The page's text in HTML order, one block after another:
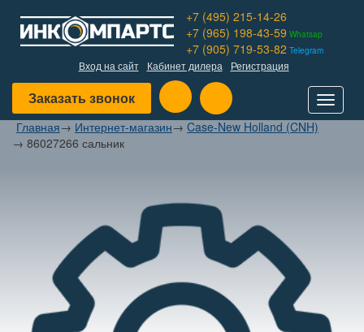
+7 (495) 215-14-26
+7 (965) 198-43-59 Whatsap
+7 (905) 719-53-82 Telegram
Вход на сайт Кабинет дилера Регистрация
Заказать звонок
Toggle
Главная→ Интернет-магазин→ Case-New Holland (CNH)
→ 86027266 сальник